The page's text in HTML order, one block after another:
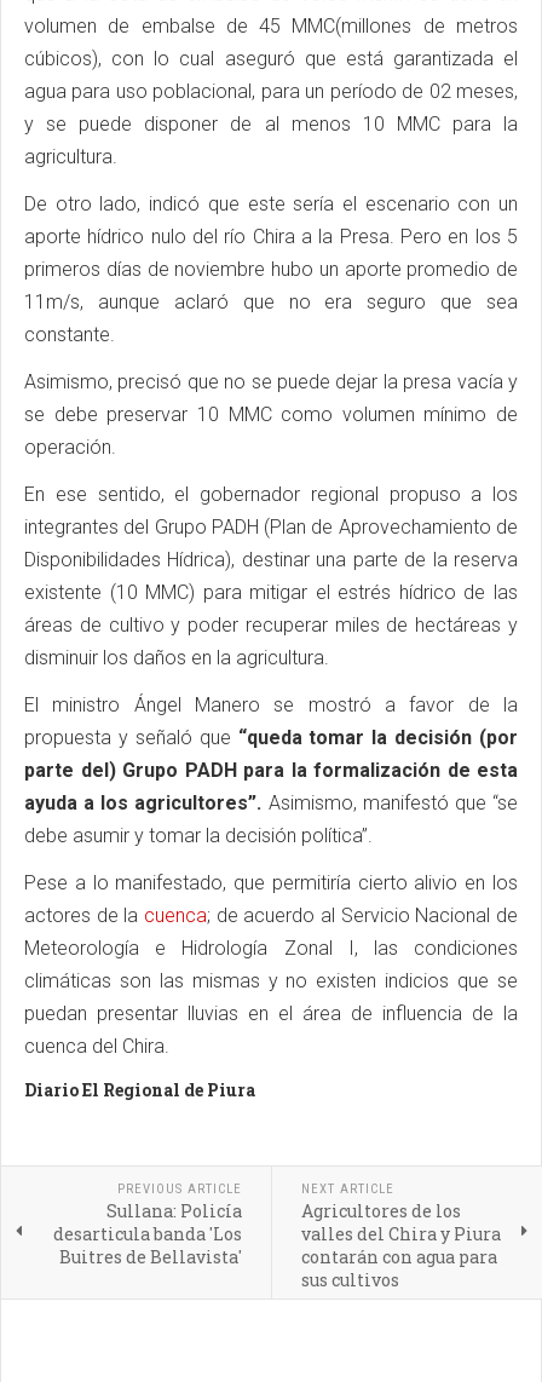
volumen de embalse de 45 MMC(millones de metros
cúbicos), con lo cual aseguró que está garantizada el
agua para uso poblacional, para un período de 02 meses,
y se puede disponer de al menos 10 MMC para la
agricultura.
De otro lado, indicó que este sería el escenario con un
aporte hídrico nulo del río Chira a la Presa. Pero en los 5
primeros días de noviembre hubo un aporte promedio de
11m/s, aunque aclaró que no era seguro que sea
constante.
Asimismo, precisó que no se puede dejar la presa vacía y
se debe preservar 10 MMC como volumen mínimo de
operación.
En ese sentido, el gobernador regional propuso a los
integrantes del Grupo PADH (Plan de Aprovechamiento de
Disponibilidades Hídrica), destinar una parte de la reserva
existente (10 MMC) para mitigar el estrés hídrico de las
áreas de cultivo y poder recuperar miles de hectáreas y
disminuir los daños en la agricultura.
El ministro Ángel Manero se mostró a favor de la
propuesta y señaló que “queda tomar la decisión (por
parte del) Grupo PADH para la formalización de esta
ayuda a los agricultores”. Asimismo, manifestó que “se
debe asumir y tomar la decisión política”.
Pese a lo manifestado, que permitiría cierto alivio en los
actores de la cuenca; de acuerdo al Servicio Nacional de
Meteorología e Hidrología Zonal I, las condiciones
climáticas son las mismas y no existen indicios que se
puedan presentar lluvias en el área de influencia de la
cuenca del Chira.
Diario El Regional de Piura
PREVIOUS ARTICLE
Sullana: Policía
desarticula banda 'Los
Buitres de Bellavista'
NEXT ARTICLE
Agricultores de los
valles del Chira y Piura
contarán con agua para
sus cultivos